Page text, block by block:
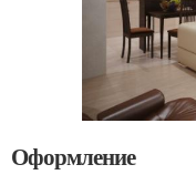
Оформление